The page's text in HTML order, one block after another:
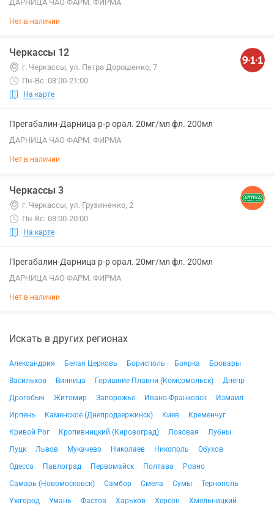
ДАРНИЦА ЧАО ФАРМ. ФИРМА
Нет в наличии
Черкассы 12
г. Черкассы, ул. Петра Дорошенко, 7
Пн-Вс: 08:00-21:00
На карте
Прегабалин-Дарница р-р орал. 20мг/мл фл. 200мл
ДАРНИЦА ЧАО ФАРМ. ФИРМА
Нет в наличии
Черкассы 3
г. Черкассы, ул. Грузиненко, 2
Пн-Вс: 08:00-20:00
На карте
Прегабалин-Дарница р-р орал. 20мг/мл фл. 200мл
ДАРНИЦА ЧАО ФАРМ. ФИРМА
Нет в наличии
Искать в других регионах
Александрия Белая Церковь Борисполь Боярка
Бровары
Васильков
Винница Горишние Плавни (Комсомольск)
Днепр
Дрогобыч
Житомир Запорожье Ивано-Франковск
Измаил
Ирпень
Каменское (Днепродзержинск) Киев
Кременчуг
Кривой Рог
Кропивницкий (Кировоград) Лозовая
Лубны
Луцк
Львов Мукачево Николаев Никополь
Обухов
Одесса
Павлоград Первомайск Полтава
Ровно
Самарь (Новомосковск)
Самбор Смела Сумы
Тернополь
Ужгород
Умань Фастов Харьков Херсон
Хмельницкий